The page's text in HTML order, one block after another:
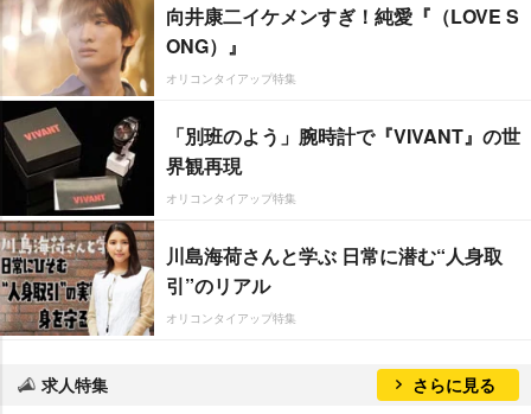
向井康二イケメンすぎ！純愛『（LOVE S
ONG）』
オリコンタイアップ特集
「別班のよう」腕時計で『VIVANT』の世
界観再現
オリコンタイアップ特集
川島海荷さんと学ぶ 日常に潜む“人身取
引”のリアル
オリコンタイアップ特集
求人特集 さらに見る